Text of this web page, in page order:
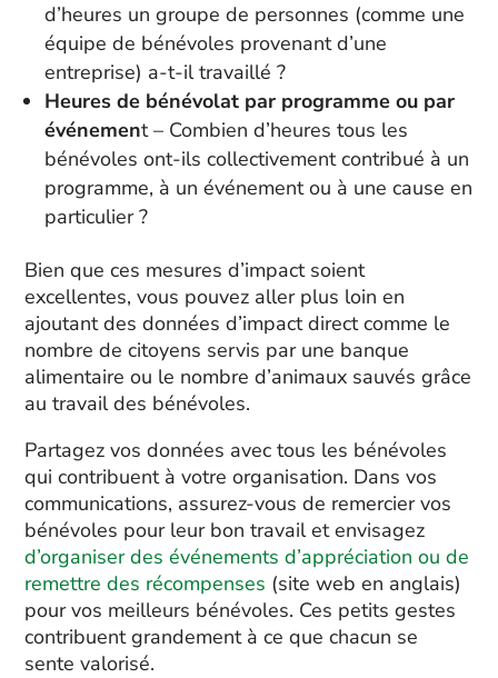
d’heures un groupe de personnes (comme une
équipe de bénévoles provenant d’une
entreprise) a-t-il travaillé ?
Heures de bénévolat par programme ou par
événement – Combien d’heures tous les
bénévoles ont-ils collectivement contribué à un
programme, à un événement ou à une cause en
particulier ?
Bien que ces mesures d’impact soient
excellentes, vous pouvez aller plus loin en
ajoutant des données d’impact direct comme le
nombre de citoyens servis par une banque
alimentaire ou le nombre d’animaux sauvés grâce
au travail des bénévoles.
Partagez vos données avec tous les bénévoles
qui contribuent à votre organisation. Dans vos
communications, assurez-vous de remercier vos
bénévoles pour leur bon travail et envisagez
d’organiser des événements d’appréciation ou de
remettre des récompenses (site web en anglais)
pour vos meilleurs bénévoles. Ces petits gestes
contribuent grandement à ce que chacun se
sente valorisé.